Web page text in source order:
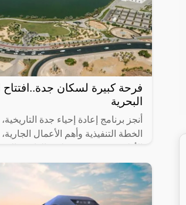
فرحة كبيرة لسكان جدة..افتتاح
البحرية
أنجز برنامج إعادة إحياء جدة
الخطة التنفيذية وأهم الأعمال
عام 2023، التي تضمنت